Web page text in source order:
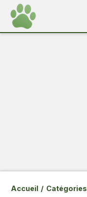
Accueil / Catégories